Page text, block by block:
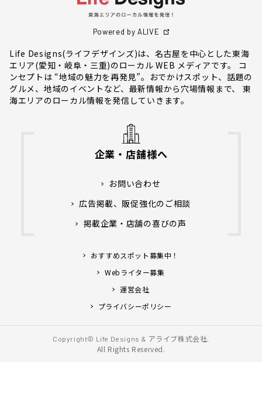
Powered by ALIVE
Life Designs(ライフデザインズ)は、名古屋を中心とした東海
エリア(愛知・岐阜・三重)のローカル WEB メディアです。 コ
ンセプトは “地域の魅力を再発見”。おでかけスポット、話題の
グルメ、地域のイベントなど、最新情報から穴場情報まで、 東
海エリアのローカル情報を発信していきます。
企業・店舗様へ
お問い合わせ
広告掲載、販促強化のご相談
掲載企業・店舗の喜びの声
おすすめスポット募集中！
Webライター募集
運営会社
プライバシーポリシー
Copyright© Life Designs & アライブ株式会社.
All Rights Reserved.